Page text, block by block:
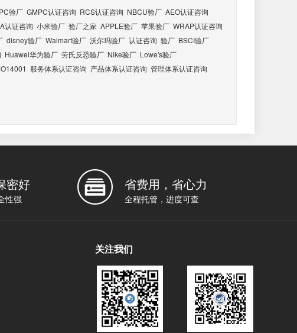
验厂 GMPC认证咨询 RCS认证咨询 NBCU验厂 AEO认证咨询
认证咨询 小米验厂 验厂之家 APPLE验厂 苹果验厂 WRAP认证咨询
disney验厂 Walmart验厂 沃尔玛验厂 认证咨询 验厂 BSCI验厂
Huawei华为验厂 劳氏反恐验厂 Nike验厂 Lowe's验厂
服务体系认证咨询 产品体系认证咨询 管理体系认证咨询
密好
性强
省费用，省心力
全程托管，进度可查
关注我们